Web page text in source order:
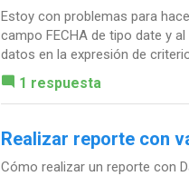
Estoy con problemas para
campo FECHA de tipo date y
datos en la expresión de
1 respuesta
Realizar reporte con
Cómo realizar un reporte con